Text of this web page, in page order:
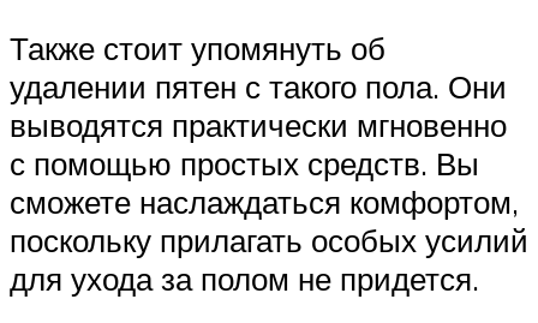
Также стоит упомянуть об
удалении пятен с такого пола. Они
выводятся практически мгновенно
с помощью простых средств. Вы
сможете наслаждаться комфортом,
поскольку прилагать особых усилий
для ухода за полом не придется.